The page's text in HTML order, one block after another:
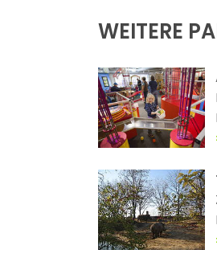
WEITERE